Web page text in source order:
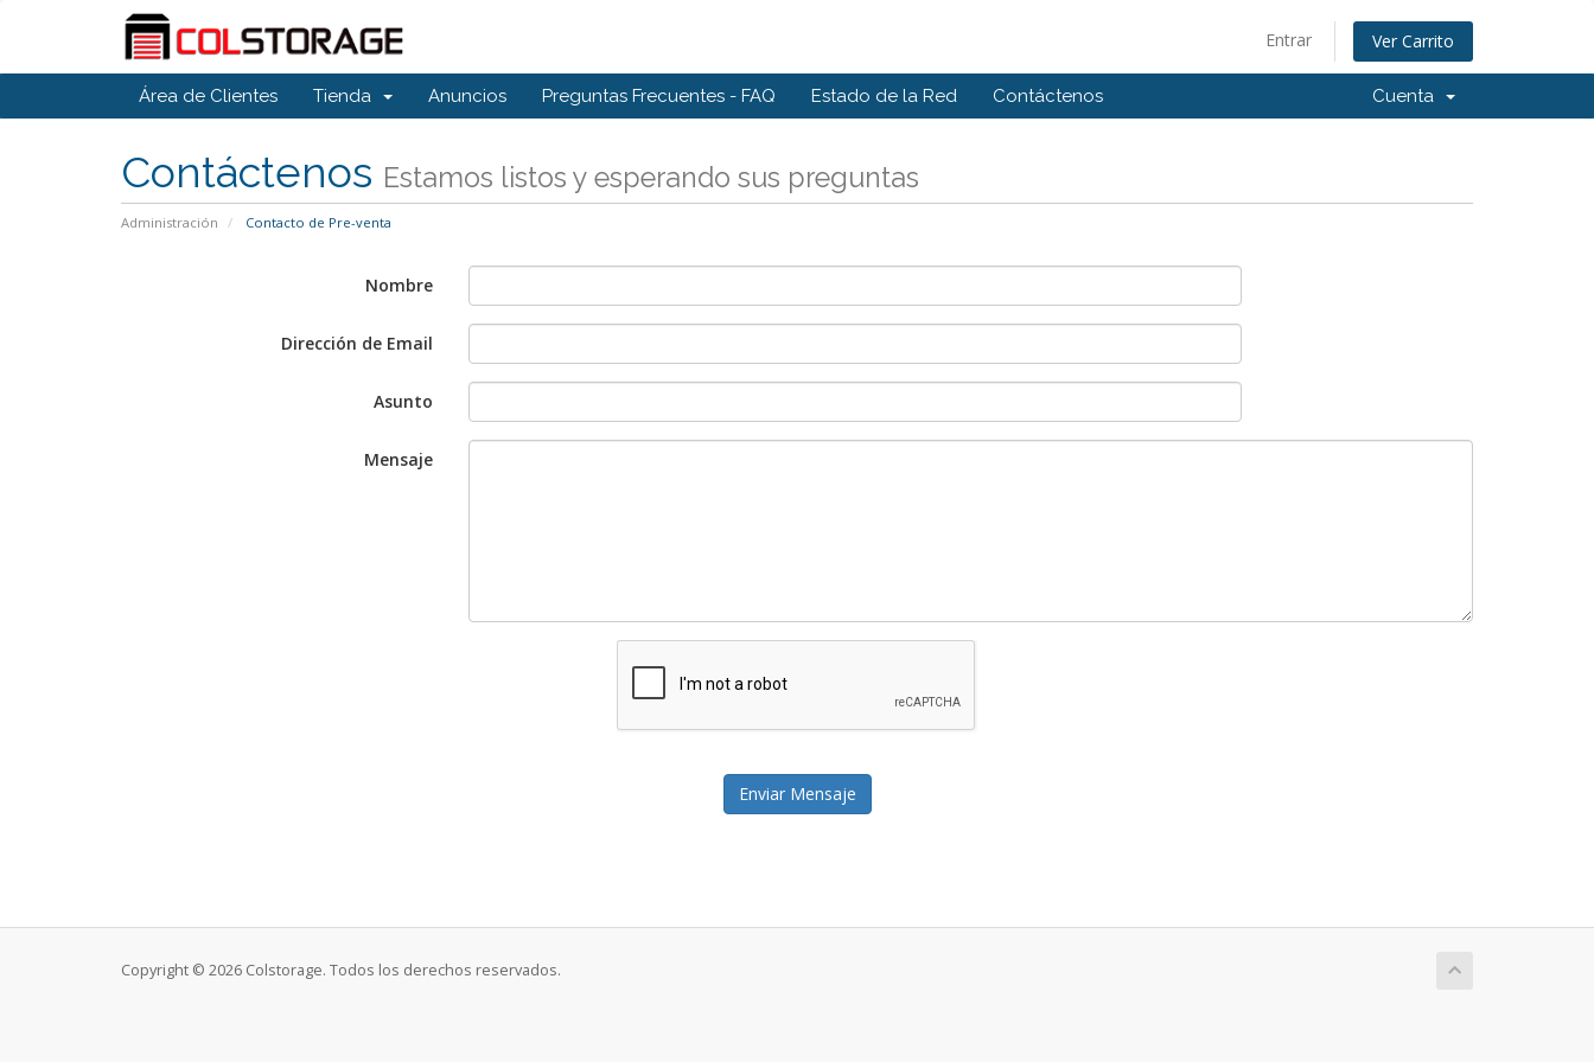
Entrar Ver Carrito
Área de Clientes Tienda Anuncios Preguntas Frecuentes - FAQ Estado de la Red Contáctenos Cuenta
Contáctenos Estamos listos y esperando sus preguntas
Administración Contacto de Pre-venta
Nombre
Dirección de Email
Asunto
Mensaje
Enviar Mensaje
Copyright © 2026 Colstorage. Todos los derechos reservados.